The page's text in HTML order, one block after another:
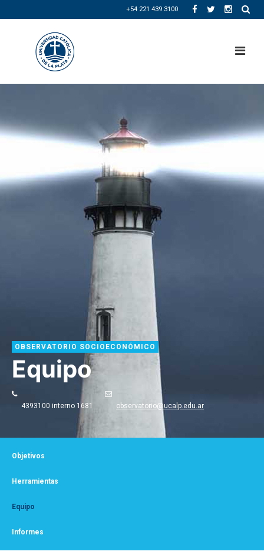
+54 221 439 3100
OBSERVATORIO SOCIOECONÓMICO
Equipo
4393100 interno 1681 observatorio@ucalp.edu.ar
Objetivos
Herramientas
Equipo
Informes